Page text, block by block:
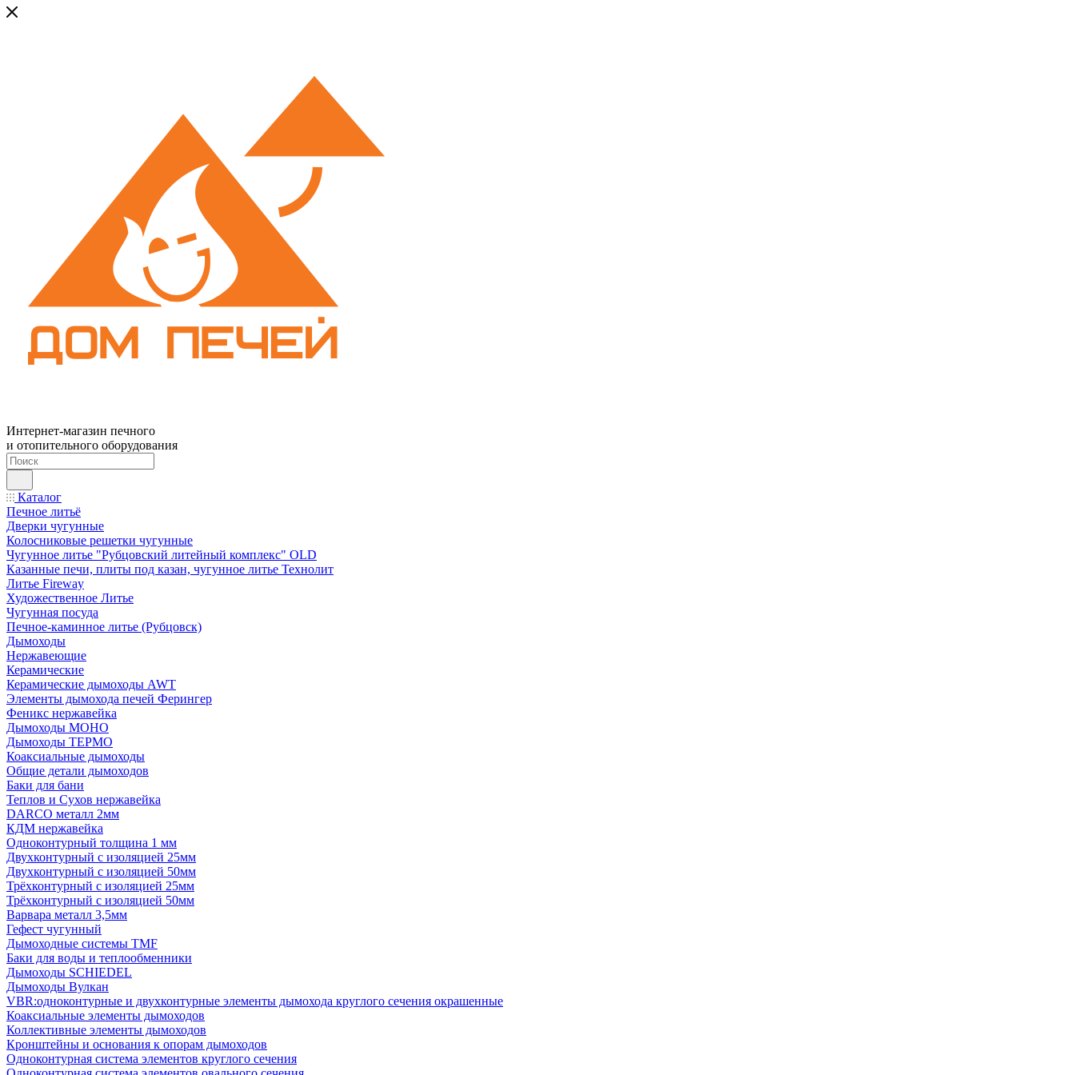
Интернет-магазин печного
и отопительного оборудования
Каталог
Печное литьё
Дверки чугунные
Колосниковые решетки чугунные
Чугунное литье "Рубцовский литейный комплекс" OLD
Казанные печи, плиты под казан, чугунное литье Технолит
Литье Fireway
Художественное Литье
Чугунная посуда
Печное-каминное литье (Рубцовск)
Дымоходы
Нержавеющие
Керамические
Керамические дымоходы AWT
Элементы дымохода печей Ферингер
Феникс нержавейка
Дымоходы МОНО
Дымоходы ТЕРМО
Коаксиальные дымоходы
Общие детали дымоходов
Баки для бани
Теплов и Сухов нержавейка
DARCO металл 2мм
КДМ нержавейка
Одноконтурный толщина 1 мм
Двухконтурный с изоляцией 25мм
Двухконтурный с изоляцией 50мм
Трёхконтурный с изоляцией 25мм
Трёхконтурный с изоляцией 50мм
Варвара металл 3,5мм
Гефест чугунный
Дымоходные системы TMF
Баки для воды и теплообменники
Дымоходы SCHIEDEL
Дымоходы Вулкан
VBR:одноконтурные и двухконтурные элементы дымохода круглого сечения окрашенные
Коаксиальные элементы дымоходов
Коллективные элементы дымоходов
Кронштейны и основания к опорам дымоходов
Одноконтурная система элементов круглого сечения